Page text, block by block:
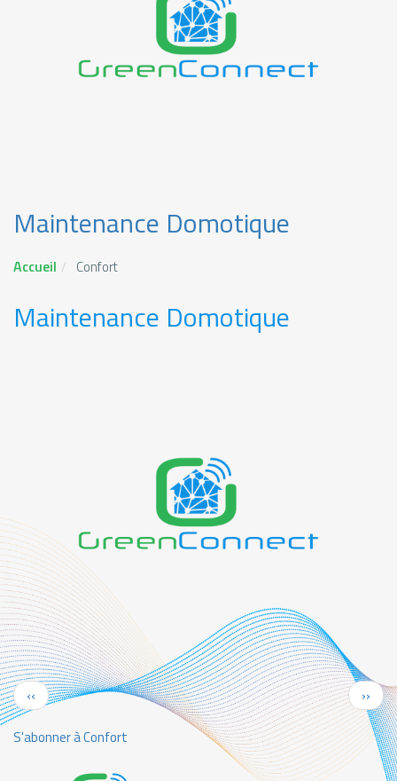
Maintenance Domotique
Accueil Confort
Maintenance Domotique
Pagination
Page
précédente
‹‹
Page
››
S'abonner à Confort